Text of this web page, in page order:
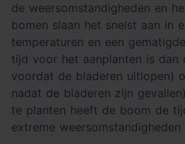
de weersomstandigheden en
bomen slaan het snelst aan in
temperaturen en een
tijd voor het aanplanten is dan
voordat de bladeren uitlopen)
nadat de bladeren zijn
te planten heeft de boom de
extreme weersomstandigheden